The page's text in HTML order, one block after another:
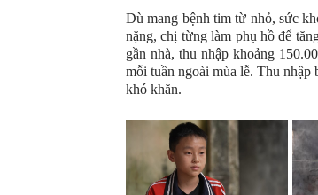
Dù mang bệnh tim từ nhỏ, sức
nặng, chị từng làm phụ hồ để
gần nhà, thu nhập khoảng
mỗi tuần ngoài mùa lễ. Thu nhập
khó khăn.